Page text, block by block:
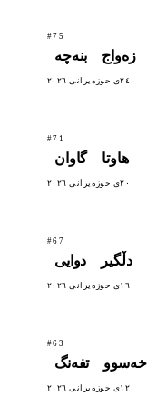
#75
بنەچە زەواج
٢٤ی حوزەیرانی ٢٠٢٦
#71
گاوان ھاوتا
٢٠ی حوزەیرانی ٢٠٢٦
#67
دوایی دڵگیر
١٦ی حوزەیرانی ٢٠٢٦
#63
تفەنگ خەسوو
١٢ی حوزەیرانی ٢٠٢٦